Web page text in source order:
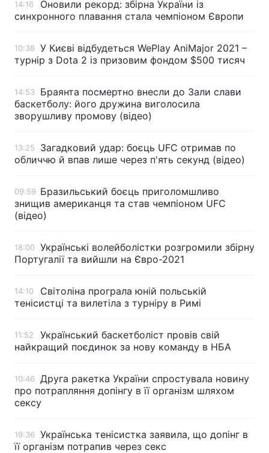
Тема оформлення
14:16
Оновили рекорд: збірна України із
синхронного плавання стала чемпіоном Європи
10:38
У Києві відбудеться WePlay AniMajor 2021 –
турнір з Dota 2 із призовим фондом $500 тисяч
14:53
Браянта посмертно внесли до Зали слави
баскетболу: його дружина виголосила
зворушливу промову (відео)
13:25
Загадковий удар: боєць UFC отримав по
обличчю й впав лише через п'ять секунд (відео)
09:59 Бразильський боєць приголомшливо
знищив американця та став чемпіоном UFC
(відео)
18:00 Українські волейболістки розгромили збірну
Португалії та вийшли на Євро-2021
14:10
Світоліна програла юній польській
тенісистці та вилетіла з турніру в Римі
11:52
Український баскетболіст провів свій
найкращий поєдинок за нову команду в НБА
10:46
Друга ракетка України спростувала новину
про потрапляння допінгу в її організм шляхом
сексу
19:36
Українська тенісистка заявила, що допінг в
її організм потрапив через секс